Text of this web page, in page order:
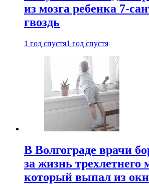
из мозга ребенка 7-
гвоздь
1 год спустя1 год спустя
В Волгограде врачи
за жизнь трехлетнего
который выпал из